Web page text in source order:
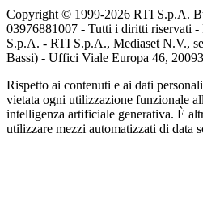
Copyright © 1999-2026 RTI S.p.A.
03976881007 - Tutti i diritti riservati -
S.p.A. - RTI S.p.A., Mediaset N.V.,
Bassi) - Uffici Viale Europa 46,
Rispetto ai contenuti e ai dati
vietata ogni utilizzazione funzionale
intelligenza artificiale generativa. È
utilizzare mezzi automatizzati di data